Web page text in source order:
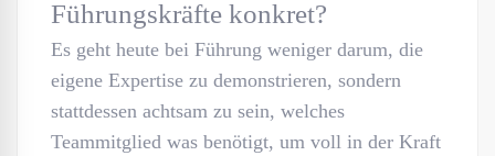
Führungskräfte konkret?
Es geht heute bei Führung weniger darum, die
eigene Expertise zu demonstrieren, sondern
stattdessen achtsam zu sein, welches
Teammitglied was benötigt, um voll in der Kraft